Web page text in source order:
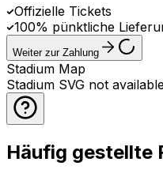
Offizielle Tickets
100% pünktliche
Weiter zur Zahlung
Stadium Map
Stadium SVG not
Häufig gestellte